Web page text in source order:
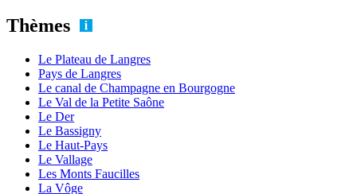
Thèmes
Le Plateau de Langres
Pays de Langres
Le canal de Champagne en Bourgogne
Le Val de la Petite Saône
Le Der
Le Bassigny
Le Haut-Pays
Le Vallage
Les Monts Faucilles
La Vôge